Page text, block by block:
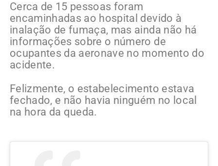
Cerca de 15 pessoas foram
encaminhadas ao hospital devido à
inalação de fumaça, mas ainda não há
informações sobre o número de
ocupantes da aeronave no momento do
acidente.
Felizmente, o estabelecimento estava
fechado, e não havia ninguém no local
na hora da queda.